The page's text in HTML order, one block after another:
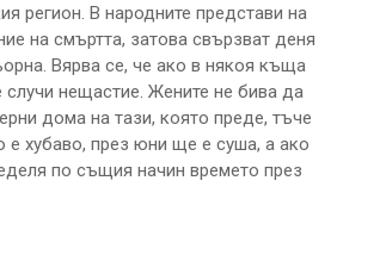
регион. В народните представи на
на смъртта, затова свързват деня
Вярва се, че ако в някоя къща
случи нещастие. Жените не бива да
дома на тази, която преде, тъче
е хубаво, през юни ще е суша, а ако
по същия начин времето през